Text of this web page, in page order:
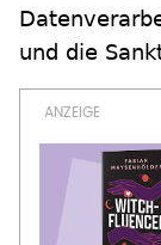
und die